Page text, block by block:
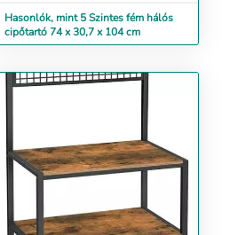
Hasonlók, mint 5 Szintes fém hálós
cipőtartó 74 x 30,7 x 104 cm